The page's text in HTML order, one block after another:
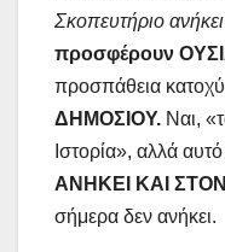
Σκοπευτήριο
προσφέρουν
προσπάθεια
ΔΗΜΟΣΙΟΥ. Ναι,
Ιστορία», αλλά
ΑΝΗΚΕΙ ΚΑΙ ΣΤΟΝ
σήμερα δεν ανήκει.